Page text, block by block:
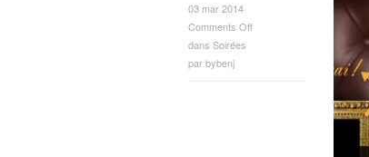
03 mar 2014
Comments Off
dans Soirées
parbybenj